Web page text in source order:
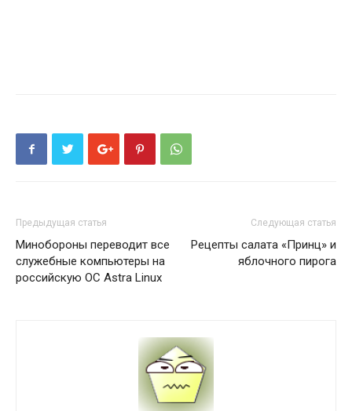
Предыдущая статья
Минобороны переводит все
служебные компьютеры на
российскую ОС Astra Linux
Следующая статья
Рецепты салата «Принц» и
яблочного пирога